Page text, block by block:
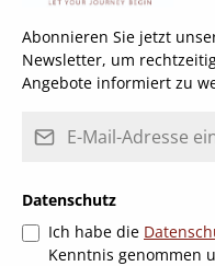
Abonnieren Sie jetzt
Newsletter, um
Angebote informiert zu
Datenschutz
Ich habe die
Kenntnis genommen